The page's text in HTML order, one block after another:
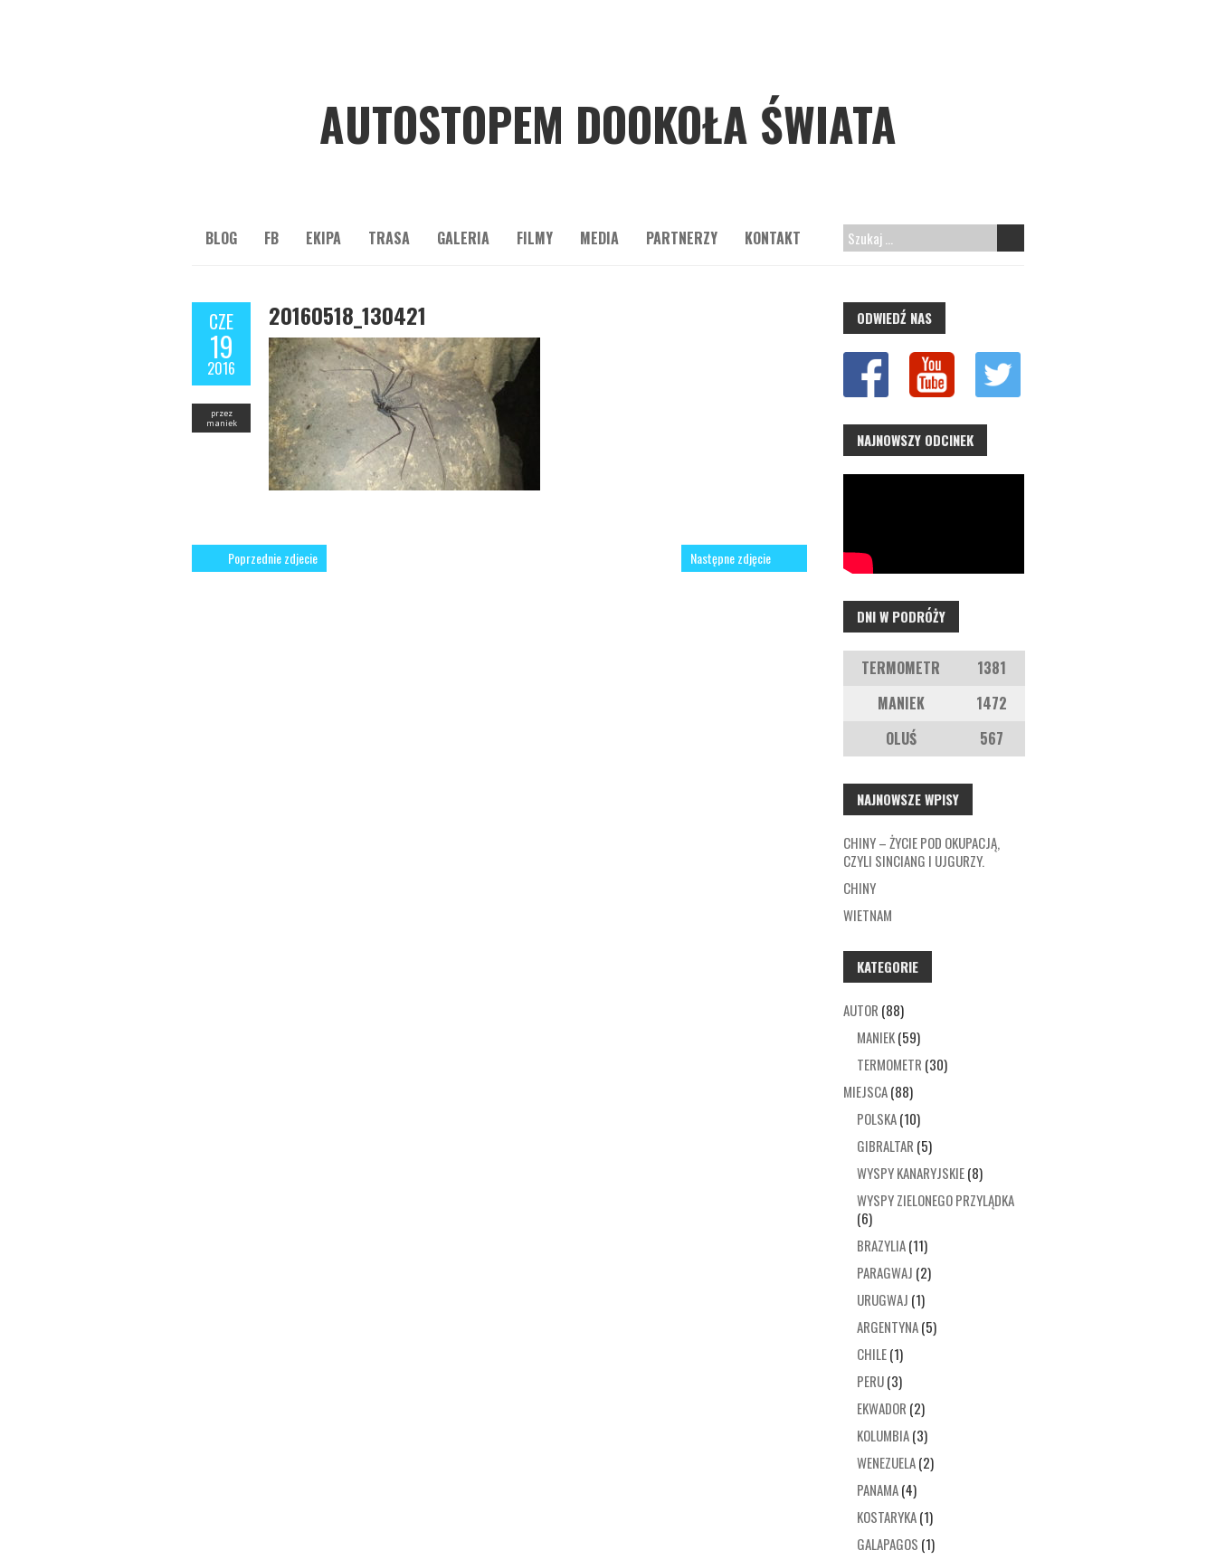
AUTOSTOPEM DOOKOŁA ŚWIATA
BLOG FB EKIPA TRASA GALERIA FILMY MEDIA PARTNERZY KONTAKT
CZE
19
2016
przez
maniek
20160518_130421
Poprzednie zdjecie Następne zdjęcie
ODWIEDŹ NAS
NAJNOWSZY ODCINEK
DNI W PODRÓŻY
TERMOMETR
1381
MANIEK
1472
OLUŚ
567
NAJNOWSZE WPISY
CHINY – ŻYCIE POD OKUPACJĄ,
CZYLI SINCIANG I UJGURZY.
CHINY
WIETNAM
KATEGORIE
AUTOR (88)
MANIEK(59)
TERMOMETR (30)
MIEJSCA(88)
POLSKA(10)
GIBRALTAR (5)
WYSPY KANARYJSKIE(8)
WYSPY ZIELONEGO PRZYLĄDKA
(6)
BRAZYLIA(11)
PARAGWAJ (2)
URUGWAJ (1)
ARGENTYNA(5)
CHILE(1)
PERU(3)
EKWADOR (2)
KOLUMBIA(3)
WENEZUELA(2)
PANAMA(4)
KOSTARYKA(1)
GALAPAGOS (1)